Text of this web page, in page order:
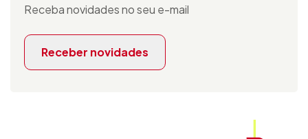
Receba novidades no seu e-mail
Receber novidades